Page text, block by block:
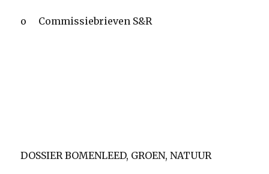
o Commissiebrieven S&R
DOSSIER BOMENLEED, GROEN, NATUUR